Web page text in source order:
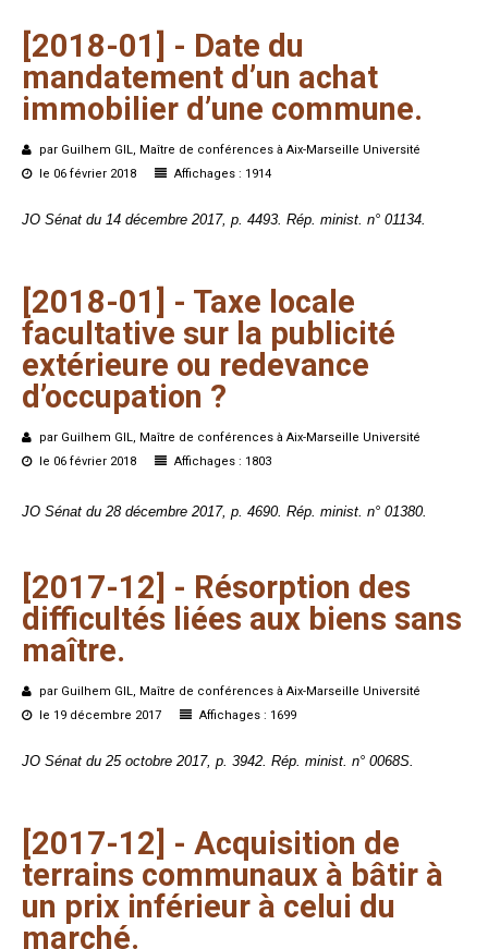
[2018-01] - Date du
mandatement d’un achat
immobilier d’une commune.
par Guilhem GIL, Maître de conférences à Aix-Marseille Université
le 06 février 2018
Affichages : 1914
JO Sénat du 14 décembre 2017, p. 4493. Rép. minist. n° 01134.
[2018-01] - Taxe locale
facultative sur la publicité
extérieure ou redevance
d’occupation ?
par Guilhem GIL, Maître de conférences à Aix-Marseille Université
le 06 février 2018
Affichages : 1803
JO Sénat du 28 décembre 2017, p. 4690. Rép. minist. n° 01380.
[2017-12] - Résorption des
difficultés liées aux biens sans
maître.
par Guilhem GIL, Maître de conférences à Aix-Marseille Université
le 19 décembre 2017
Affichages : 1699
JO Sénat du 25 octobre 2017, p. 3942. Rép. minist. n° 0068S.
[2017-12] - Acquisition de
terrains communaux à bâtir à
un prix inférieur à celui du
marché.